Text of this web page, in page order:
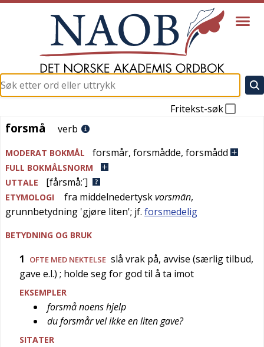
Fritekst-søk
forsmå
forsmå verb
MODERAT BOKMÅL forsmår, forsmådde, forsmådd
FULL BOKMÅLSNORM
UTTALE
[fårsmå:´]
ETYMOLOGI fra middelnedertyskvorsmān,
grunnbetydning 'gjøre liten'; jf. forsmedelig
BETYDNING OG BRUK
1 OFTE MED NEKTELSE slå vrak på, avvise (særlig tilbud,
gave e.l.) ; holde seg for god til å ta imot
EKSEMPLER
forsmå noens hjelp
du forsmår vel ikke en liten gave?
SITATER